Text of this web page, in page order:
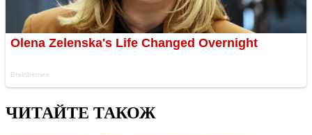
ЧИТАЙТЕ ТАКОЖ